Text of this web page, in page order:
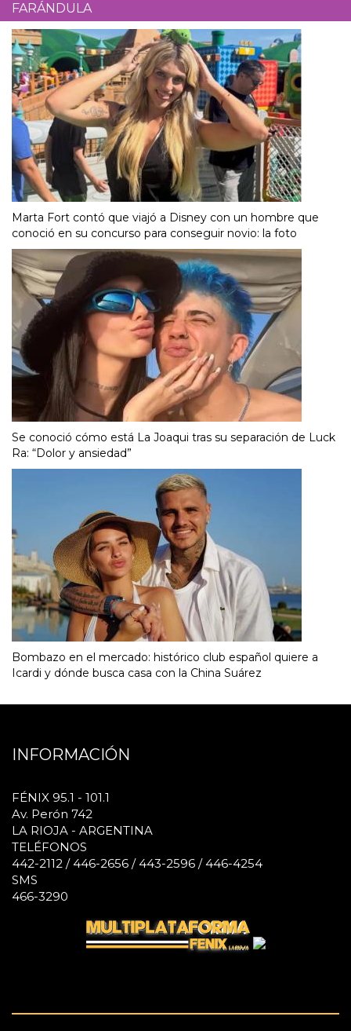
FARÁNDULA
Marta Fort contó que viajó a Disney con un hombre que
conoció en su concurso para conseguir novio: la foto
Se conoció cómo está La Joaqui tras su separación de Luck
Ra: “Dolor y ansiedad”
Bombazo en el mercado: histórico club español quiere a
Icardi y dónde busca casa con la China Suárez
INFORMACIÓN
FÉNIX 95.1 - 101.1
Av. Perón 742
LA RIOJA - ARGENTINA
TELÉFONOS
442-2112 / 446-2656 / 443-2596 / 446-4254
SMS
466-3290